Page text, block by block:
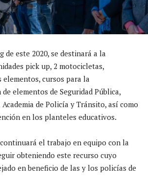
de este 2020, se destinará a la
pick up, 2 motocicletas,
cursos para la
elementos de Seguridad Pública,
de Policía y Tránsito, así como
en los planteles educativos.
el trabajo en equipo con la
obteniendo este recurso cuyo
en beneficio de las y los policías de